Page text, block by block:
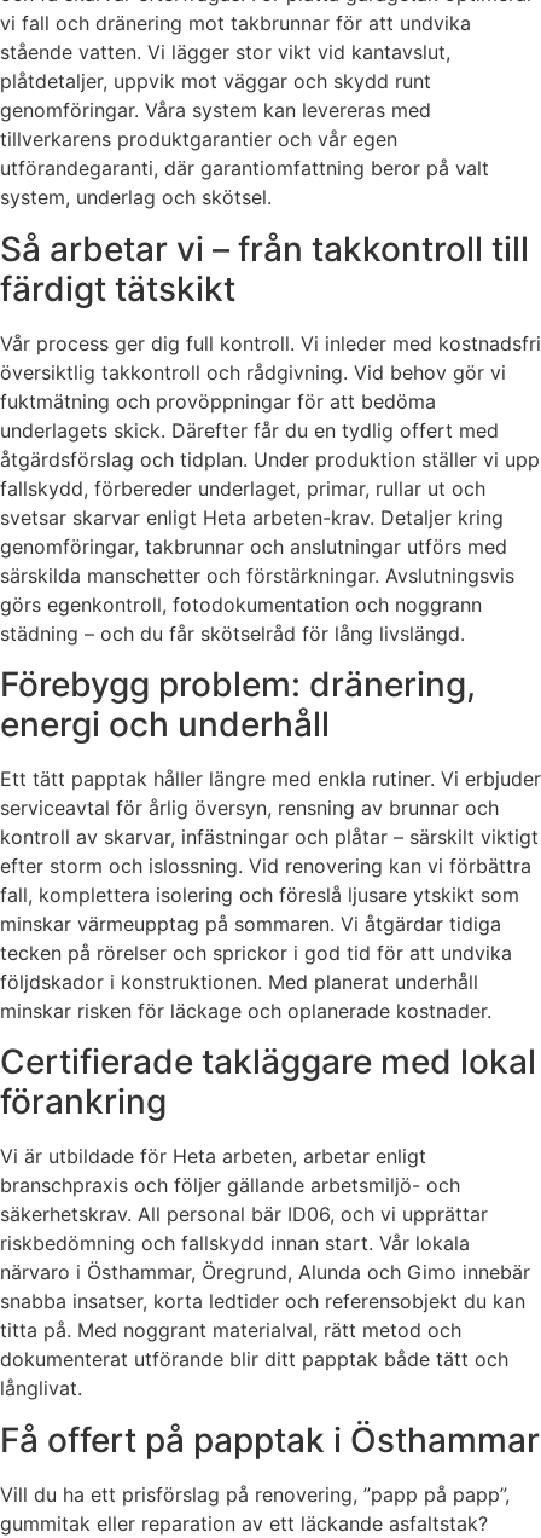
vi fall och dränering mot takbrunnar för att undvika
stående vatten. Vi lägger stor vikt vid kantavslut,
plåtdetaljer, uppvik mot väggar och skydd runt
genomföringar. Våra system kan levereras med
tillverkarens produktgarantier och vår egen
utförandegaranti, där garantiomfattning beror på valt
system, underlag och skötsel.
Så arbetar vi – från takkontroll till
färdigt tätskikt
Vår process ger dig full kontroll. Vi inleder med kostnadsfri
översiktlig takkontroll och rådgivning. Vid behov gör vi
fuktmätning och provöppningar för att bedöma
underlagets skick. Därefter får du en tydlig offert med
åtgärdsförslag och tidplan. Under produktion ställer vi upp
fallskydd, förbereder underlaget, primar, rullar ut och
svetsar skarvar enligt Heta arbeten-krav. Detaljer kring
genomföringar, takbrunnar och anslutningar utförs med
särskilda manschetter och förstärkningar. Avslutningsvis
görs egenkontroll, fotodokumentation och noggrann
städning – och du får skötselråd för lång livslängd.
Förebygg problem: dränering,
energi och underhåll
Ett tätt papptak håller längre med enkla rutiner. Vi erbjuder
serviceavtal för årlig översyn, rensning av brunnar och
kontroll av skarvar, infästningar och plåtar – särskilt viktigt
efter storm och islossning. Vid renovering kan vi förbättra
fall, komplettera isolering och föreslå ljusare ytskikt som
minskar värmeupptag på sommaren. Vi åtgärdar tidiga
tecken på rörelser och sprickor i god tid för att undvika
följdskador i konstruktionen. Med planerat underhåll
minskar risken för läckage och oplanerade kostnader.
Certifierade takläggare med lokal
förankring
Vi är utbildade för Heta arbeten, arbetar enligt
branschpraxis och följer gällande arbetsmiljö- och
säkerhetskrav. All personal bär ID06, och vi upprättar
riskbedömning och fallskydd innan start. Vår lokala
närvaro i Östhammar, Öregrund, Alunda och Gimo innebär
snabba insatser, korta ledtider och referensobjekt du kan
titta på. Med noggrant materialval, rätt metod och
dokumenterat utförande blir ditt papptak både tätt och
långlivat.
Få offert på papptak i Östhammar
Vill du ha ett prisförslag på renovering, ”papp på papp”,
gummitak eller reparation av ett läckande asfaltstak?